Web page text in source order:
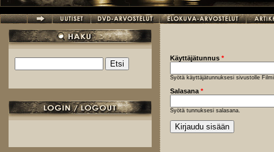
Hakulomake
Käyttäjätunnus *
Syötä käyttäjätunnuksesi sivustolle
Salasana *
Syötä tunnuksesi salasana.